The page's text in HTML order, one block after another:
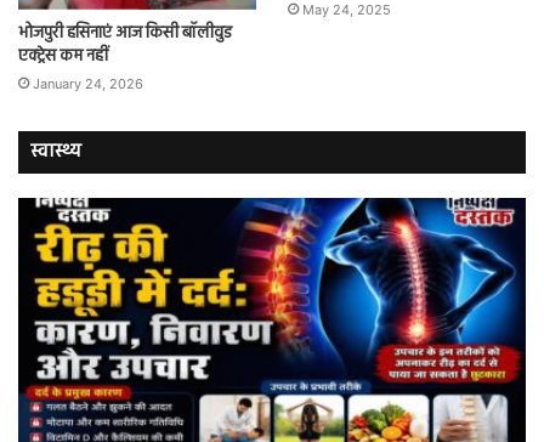
भोजपुरी हसिनाएं आज किसी बॉलीवुड
एक्ट्रेस कम नहीं
January 24, 2026
May 24, 2025
स्वास्थ्य